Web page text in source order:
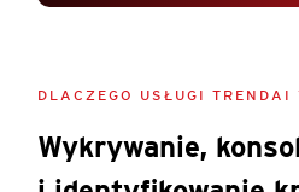
DLACZEGO USŁUGI
Wykrywanie,